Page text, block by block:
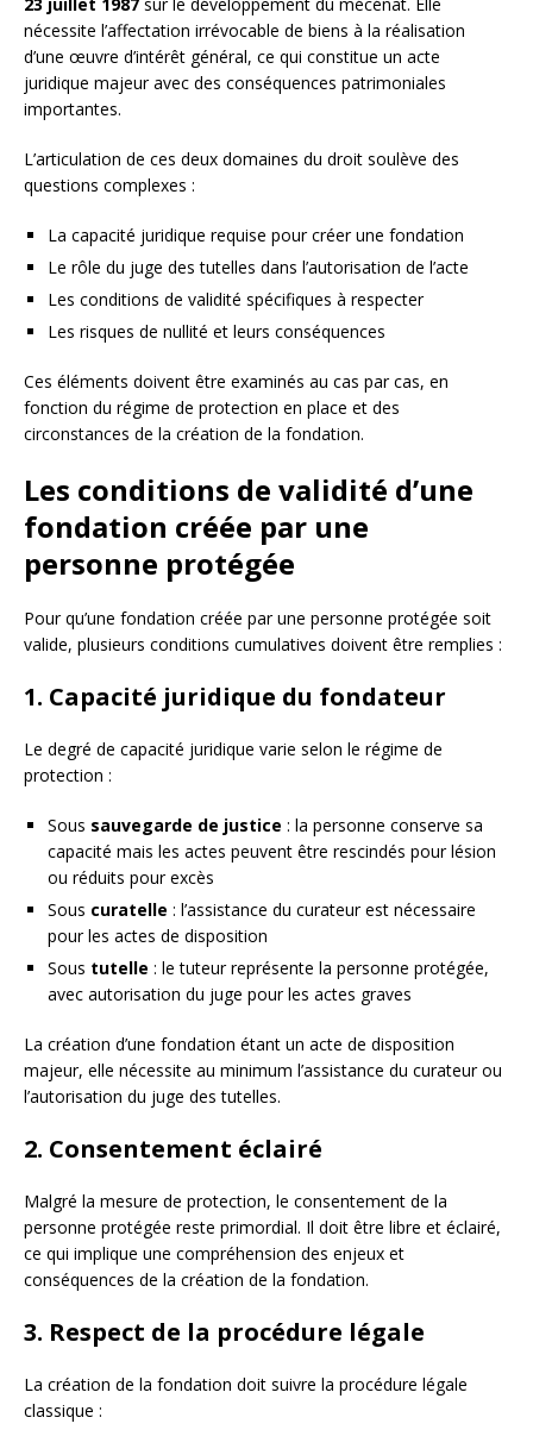
nécessite l’affectation irrévocable de biens à la réalisation
d’une œuvre d’intérêt général, ce qui constitue un acte
juridique majeur avec des conséquences patrimoniales
importantes.
L’articulation de ces deux domaines du droit soulève des
questions complexes :
La capacité juridique requise pour créer une fondation
Le rôle du juge des tutelles dans l’autorisation de l’acte
Les conditions de validité spécifiques à respecter
Les risques de nullité et leurs conséquences
Ces éléments doivent être examinés au cas par cas, en
fonction du régime de protection en place et des
circonstances de la création de la fondation.
Les conditions de validité d’une
fondation créée par une
personne protégée
Pour qu’une fondation créée par une personne protégée soit
valide, plusieurs conditions cumulatives doivent être remplies :
1. Capacité juridique du fondateur
Le degré de capacité juridique varie selon le régime de
protection :
Sous sauvegarde de justice : la personne conserve sa
capacité mais les actes peuvent être rescindés pour lésion
ou réduits pour excès
Sous curatelle : l’assistance du curateur est nécessaire
pour les actes de disposition
Sous tutelle : le tuteur représente la personne protégée,
avec autorisation du juge pour les actes graves
La création d’une fondation étant un acte de disposition
majeur, elle nécessite au minimum l’assistance du curateur ou
l’autorisation du juge des tutelles.
2. Consentement éclairé
Malgré la mesure de protection, le consentement de la
personne protégée reste primordial. Il doit être libre et éclairé,
ce qui implique une compréhension des enjeux et
conséquences de la création de la fondation.
3. Respect de la procédure légale
La création de la fondation doit suivre la procédure légale
classique :